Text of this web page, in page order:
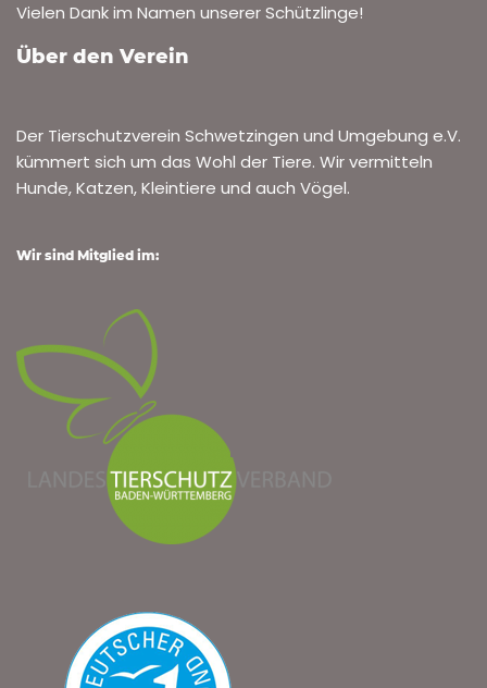
Vielen Dank im Namen unserer Schützlinge!
Über den Verein
Der Tierschutzverein Schwetzingen und Umgebung e.V.
kümmert sich um das Wohl der Tiere. Wir vermitteln
Hunde, Katzen, Kleintiere und auch Vögel.
Wir sind Mitglied im: